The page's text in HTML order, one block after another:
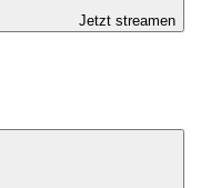
Jetzt streamen